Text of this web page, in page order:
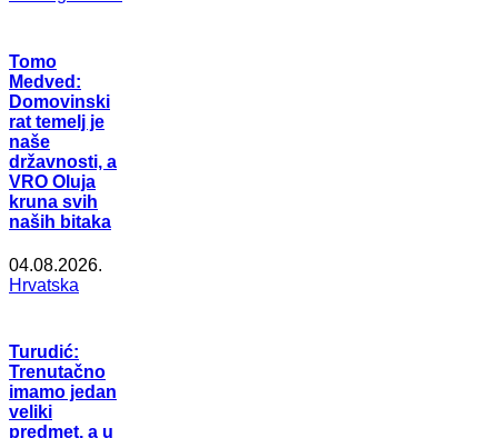
Tomo
Medved:
Domovinski
rat temelj je
naše
državnosti, a
VRO Oluja
kruna svih
naših bitaka
04.08.2026.
Hrvatska
Turudić:
Trenutačno
imamo jedan
veliki
predmet, a u